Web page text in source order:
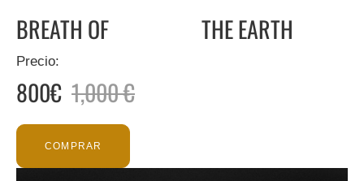
BREATH OF THE EARTH
Precio:
800€ 1,000 €
COMPRAR